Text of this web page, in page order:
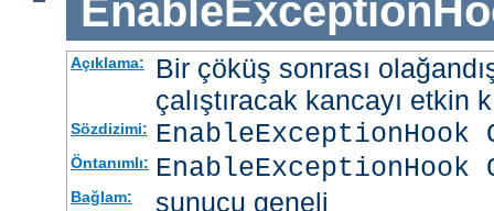
Açıklama:
Bir çöküş sonrası
çalıştıracak kancayı etkin
Sözdizimi: EnableExceptionHook
Öntanımlı: EnableExceptionHook
Bağlam: sunucu geneli